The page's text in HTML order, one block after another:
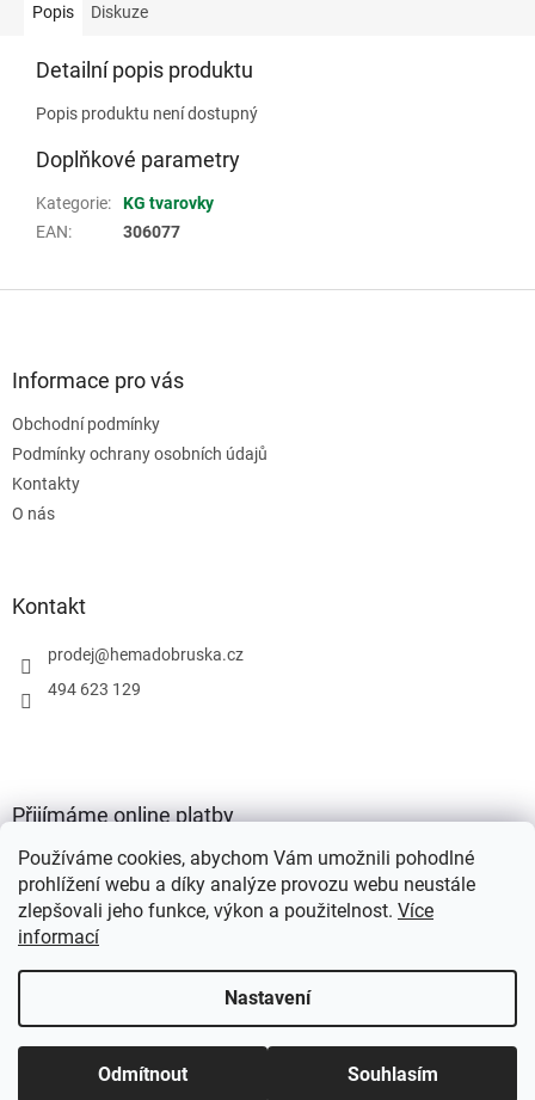
Používáme cookies, abychom Vám umožnili pohodlné
prohlížení webu a díky analýze provozu webu neustále
zlepšovali jeho funkce, výkon a použitelnost. Více
informací
Nastavení
Odmítnout Souhlasím
Popis Diskuze
Detailní popis produktu
Popis produktu není dostupný
Doplňkové parametry
Kategorie:
KG tvarovky
EAN: 306077
Informace pro vás
Obchodní podmínky
Podmínky ochrany osobních údajů
Kontakty
O nás
Kontakt
prodej@hemadobruska.cz
494 623 129
Přijímáme online platby
HEMA Dobruška s.r.o.
Upravit nastavení cookies